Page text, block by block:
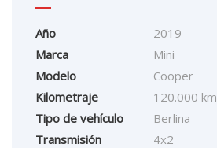
Año
2019
Marca
Mini
Modelo
Cooper
Kilometraje
120.000 km
Tipo de vehículo
Berlina
Transmisión
4x2